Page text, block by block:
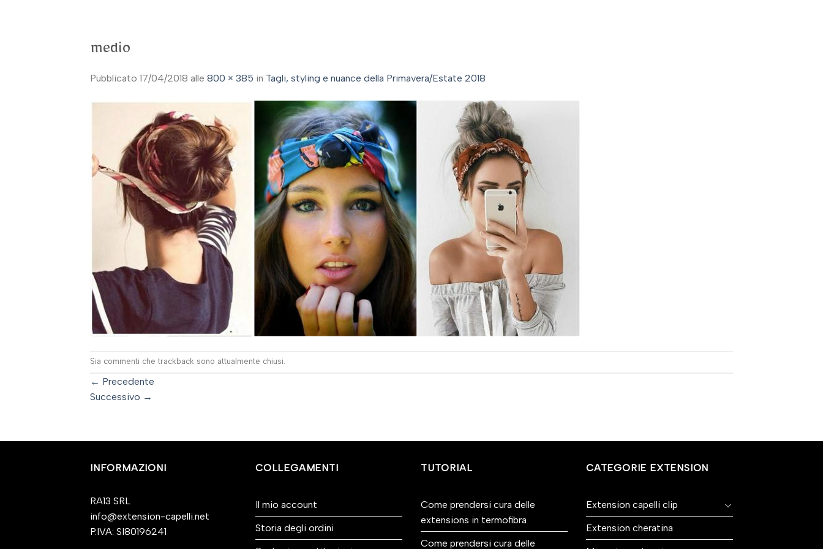
medio
Pubblicato 17/04/2018 alle 800 × 385 in Tagli, styling e nuance della Primavera/Estate 2018
Sia commenti che trackback sono attualmente chiusi.
← Precedente
Successivo →
INFORMAZIONI
RA13 SRL
info@extension-capelli.net
P.IVA: SI80196241
COLLEGAMENTI
Il mio account
Storia degli ordini
TUTORIAL
Come prendersi cura delle
extensions in termofibra
Come prendersi cura delle
CATEGORIE EXTENSION
Extension capelli clip
Extension cheratina